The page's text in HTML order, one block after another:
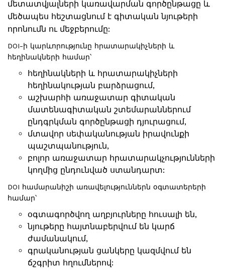
մետատվյալների կառավարման գործընթացը և
մեծապես հեշտացնում է գիտական նյութերի
որոնումն ու մեջբերումը:
DOI-ի կարևորությունը հրատարակիչների և
հեղինակների համար՝
հեղինակների և հրատարակիչների
հեղինակության բարձրացում,
աշխարհի առաջատար գիտական
մատենագիտական շտեմարաններում
ընդգրկման գործընթացի դյուրացում,
մտավոր սեփականության իրավունքի
պաշտպանություն,
բոլոր առաջատար հրատարակչությունների
կողմից ընդունված ստանդարտ:
DOI համարանիշի առավելություններն օգտատերերի
համար՝
օգտագործվող աղբյուրները հուսալի են,
նյութերը հայտնաբերվում են կարճ
ժամանակում,
գրականության ցանկերը կազմվում են
ճշգրիտ հղումներով: